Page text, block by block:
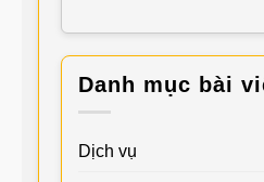
Danh mục bài
Dịch vụ